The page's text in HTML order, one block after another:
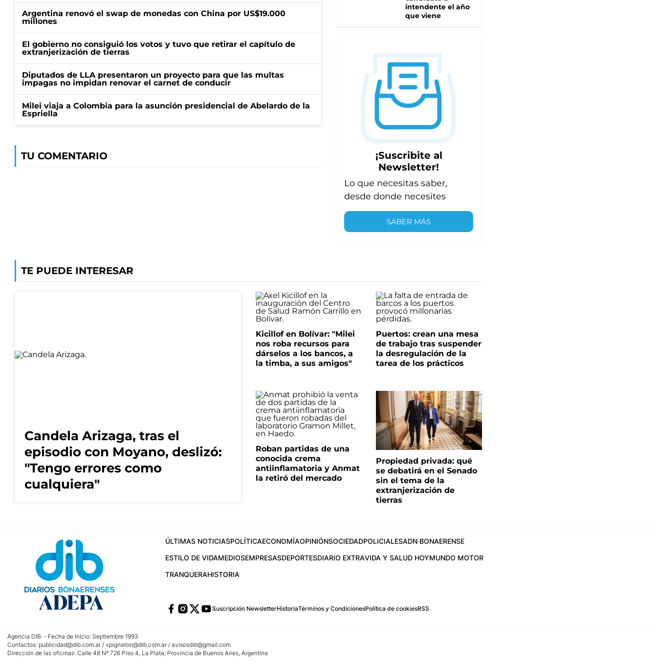
Argentina renovó el swap de monedas con China por US$19.000
millones
El gobierno no consiguió los votos y tuvo que retirar el capítulo de
extranjerización de tierras
Diputados de LLA presentaron un proyecto para que las multas
impagas no impidan renovar el carnet de conducir
Milei viaja a Colombia para la asunción presidencial de Abelardo de la
Espriella
TU COMENTARIO
intendente el año
que viene
¡Suscribite al
Newsletter!
Lo que necesitas saber,
desde donde necesites
SABER MÁS
TE PUEDE INTERESAR
Candela Arizaga, tras el
episodio con Moyano, deslizó:
"Tengo errores como
cualquiera"
Kicillof en Bolívar: "Milei
nos roba recursos para
dárselos a los bancos, a
la timba, a sus amigos"
Puertos: crean una mesa
de trabajo tras suspender
la desregulación de la
tarea de los prácticos
Roban partidas de una
conocida crema
antiinflamatoria y Anmat
la retiró del mercado
Propiedad privada: qué
se debatirá en el Senado
sin el tema de la
extranjerización de
tierras
ÚLTIMAS NOTICIASPOLÍTICAECONOMÍAOPINIÓNSOCIEDADPOLICIALESADN BONAERENSE
ESTILO DE VIDAMEDIOSEMPRESASDEPORTESDIARIO EXTRAVIDA Y SALUD HOYMUNDO MOTOR
TRANQUERAHISTORIA
Suscripción NewsletterHistoriaTérminos y CondicionesPolítica de cookiesRSS
Agencia DIB - Fecha de Inicio: Septiembre 1993
Contactos: publicidad@dib.com.ar / vpignaton@dib.com.ar / avisosdib@gmail.com
Dirección de las oficinas: Calle 48 Nº 726 Piso 4, La Plata; Provincia de Buenos Aires, Argentina